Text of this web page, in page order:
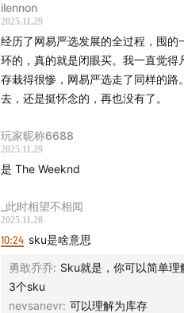
ilennon
2025.11.29
经历了网易严选发展的全过程，囤
环的，真的就是闭眼买。我一直觉
存栽得很惨，网易严选走了同样的
去，还是挺怀念的，再也没有了。
玩家昵称6688
2025.11.29
是 The Weeknd
_此时相望不相闻
2025.11.28
10:24 sku是啥意思
勇敢乔乔: Sku就是，你可以简单
3个sku
nevsanevr: 可以理解为库存